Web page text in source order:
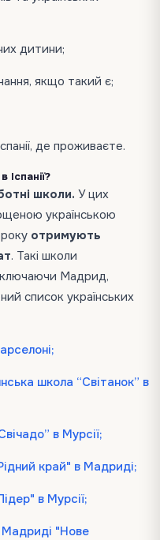
дитини;
якщо такий є;
де проживаєте.
школи. У цих
українською
отримують
. Такі школи
Мадрид,
список українських
школа “Світанок” в
в Мурсії;
край" в Мадриді;
в Мурсії;
Мадриді "Нове